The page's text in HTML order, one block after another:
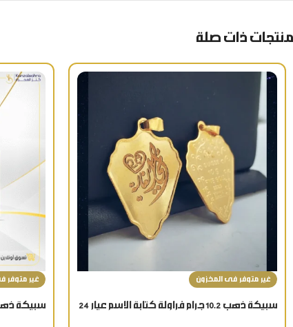
منتجات ذات صلة
غير متوفر فى المخزون
سبيكة ذهب 10.2 جرام فراولة كتابة الاسم عيار 24
غير متوفر
سبيكة ذهب 2 تولا وزن 23.32 جرام عيار